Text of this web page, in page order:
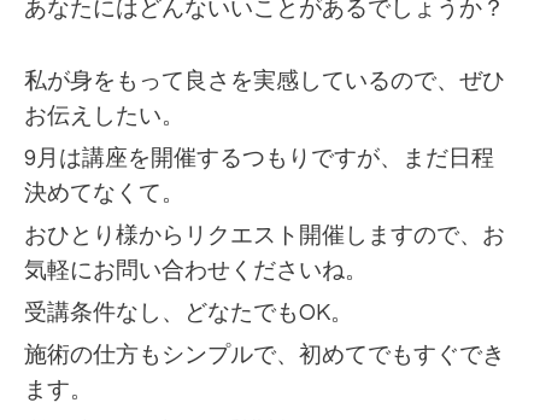
あなたにはどんないいことがあるでしょうか？
私が身をもって良さを実感しているので、ぜひ
お伝えしたい。
9月は講座を開催するつもりですが、まだ日程
決めてなくて。
おひとり様からリクエスト開催しますので、お
気軽にお問い合わせくださいね。
受講条件なし、どなたでもOK。
施術の仕方もシンプルで、初めてでもすぐでき
ます。